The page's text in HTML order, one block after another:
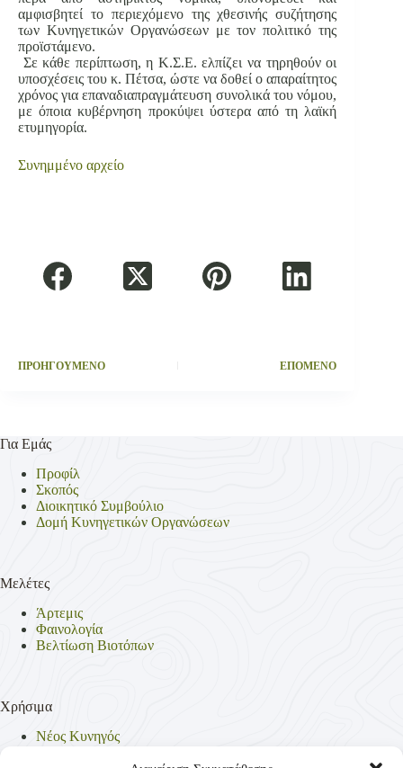
αμφισβητεί το περιεχόμενο της χθεσινής συζήτησης
των Κυνηγετικών Οργανώσεων με τον πολιτικό της
προϊστάμενο.
Σε κάθε περίπτωση, η Κ.Σ.Ε. ελπίζει να τηρηθούν οι
υποσχέσεις του κ. Πέτσα, ώστε να δοθεί ο απαραίτητος
χρόνος για επαναδιαπραγμάτευση συνολικά του νόμου,
με όποια κυβέρνηση προκύψει ύστερα από τη λαϊκή
ετυμηγορία.
Συνημμένο αρχείο
ΠΡΟΗΓΟΥΜΕΝΟ ΕΠΟΜΕΝΟ
Για Εμάς
Προφίλ
Σκοπός
Διοικητικό Συμβούλιο
Δομή Κυνηγετικών Οργανώσεων
Μελέτες
Άρτεμις
Φαινολογία
Βελτίωση Βιοτόπων
Χρήσιμα
Νέος Κυνηγός